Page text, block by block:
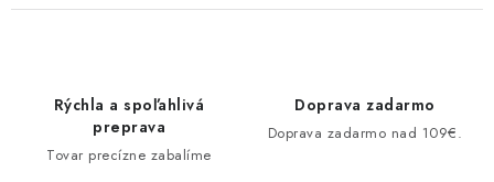
Ochrana osobných údajov
Vrátenie tovaru, výmena a reklamácie
Veľkoobchod
Rýchla a spoľahlivá
preprava
Tovar precízne zabalíme
Doprava zadarmo
Doprava zadarmo nad 109€.